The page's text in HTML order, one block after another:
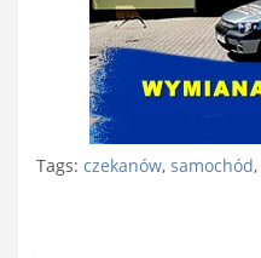
Tags: czekanów, samochód,